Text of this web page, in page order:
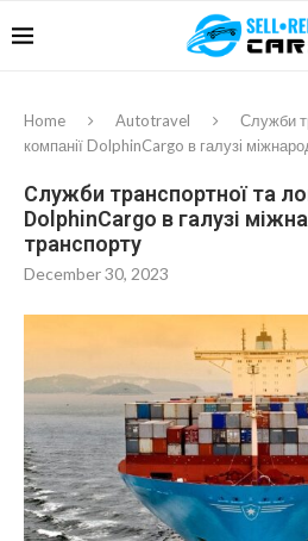
Home Autotravel
Служби
компанії DolphinCargo в галузі
Служби транспортної та
DolphinCargo в галузі
транспорту
December 30, 2023